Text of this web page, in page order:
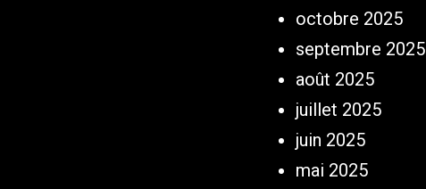
octobre 2025
septembre 2025
août 2025
juillet 2025
juin 2025
mai 2025